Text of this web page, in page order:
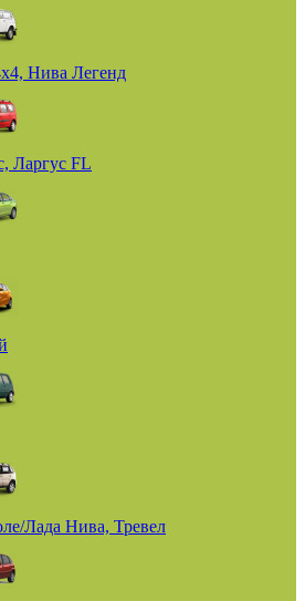
Нива Легенд
Ларгус FL
Лада Нива, Тревел